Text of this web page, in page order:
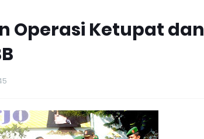
Operasi Ketupat dan